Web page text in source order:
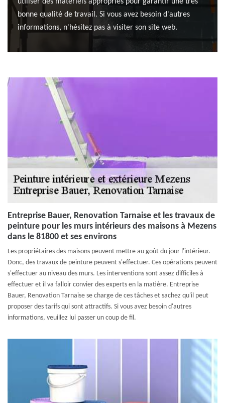
bonne qualité de travail. Si vous avez besoin d'autres
informations, n'hésitez pas à visiter son site web.
Entreprise Bauer, Renovation Tarnaise et les travaux de
peinture pour les murs intérieurs des maisons à Mezens
dans le 81800 et ses environs
Les propriétaires des maisons peuvent mettre au goût du jour l'intérieur.
Donc, des travaux de peinture peuvent s'effectuer. Ces opérations peuvent
s'effectuer au niveau des murs. Les interventions sont assez difficiles à
effectuer et il va falloir convier des experts en la matière. Entreprise
Bauer, Renovation Tarnaise se charge de ces tâches et sachez qu'il peut
proposer des tarifs qui sont attractifs. Si vous avez besoin d'autres
informations, veuillez lui passer un coup de fil.